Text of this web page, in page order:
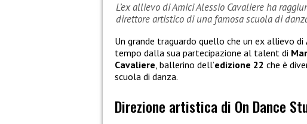
L’ex allievo di Amici Alessio Cavaliere ha
direttore artistico di una famosa scuola di
Un grande traguardo quello che un ex allievo di
tempo dalla sua partecipazione al talent di
Cavaliere, ballerino dell’edizione 22 che è
scuola di danza.
Direzione artistica di On Dance